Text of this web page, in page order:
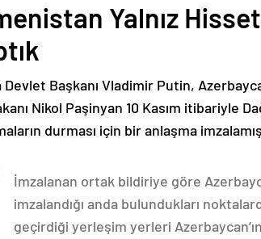
Yalnız
Devlet Başkanı Vladimir Putin,
Nikol Paşinyan 10 Kasım itibariyle
durması için bir anlaşma
İmzalanan ortak bildiriye göre
imzalandığı anda bulundukları
geçirdiği yerleşim yerleri